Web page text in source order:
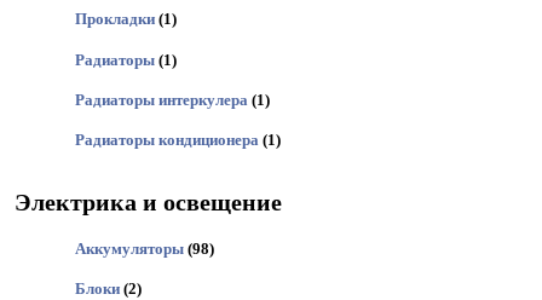
Прокладки (1)
Радиаторы (1)
Радиаторы интеркулера (1)
Радиаторы кондиционера (1)
Электрика и освещение
Аккумуляторы (98)
Блоки (2)